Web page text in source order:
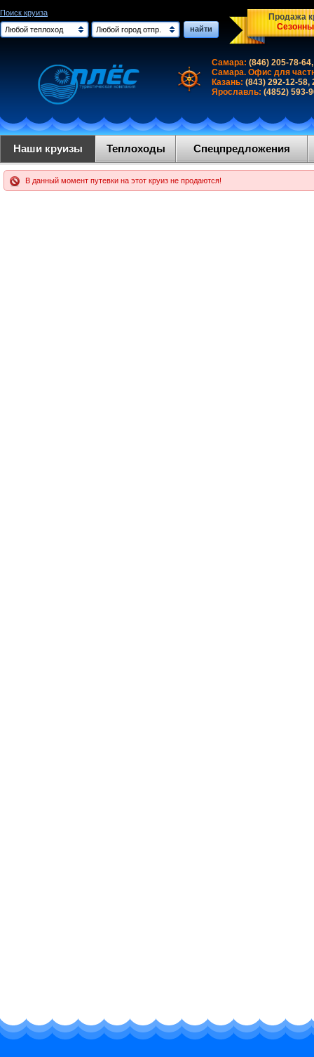
Поиск круиза
Любой теплоход
Любой город отпр. найти
Продажа
Самара: (846) 205-78-
Самара. Офис для
Казань: (843) 292-12-58,
Ярославль: (4852) 593-
Наши круизы Теплоходы Спецпредложения
В данный момент путевки на этот круиз не продаются!